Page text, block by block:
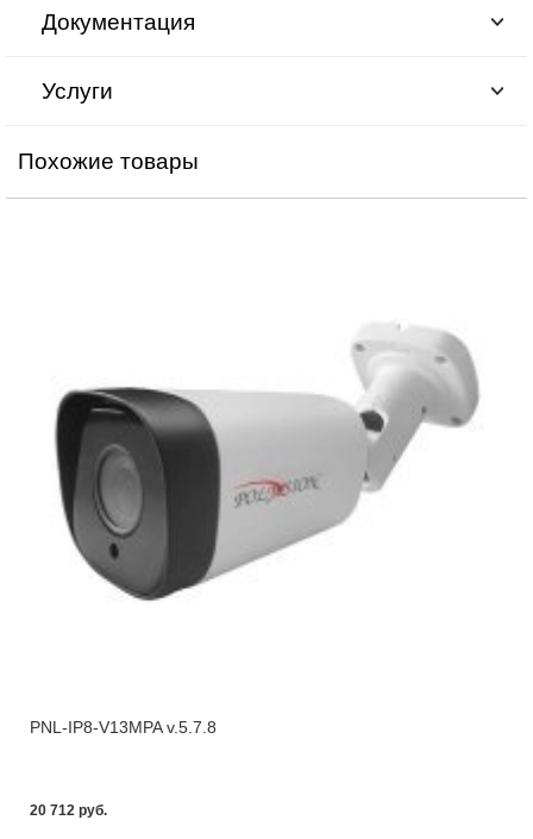
Документация
Услуги
Похожие товары
PNL-IP8-V13MPA v.5.7.8
20 712 pуб.